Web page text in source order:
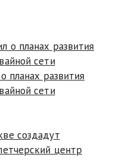
планах развития
сети